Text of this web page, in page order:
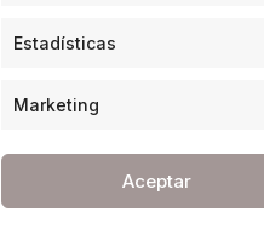
Estadísticas
Marketing
Aceptar